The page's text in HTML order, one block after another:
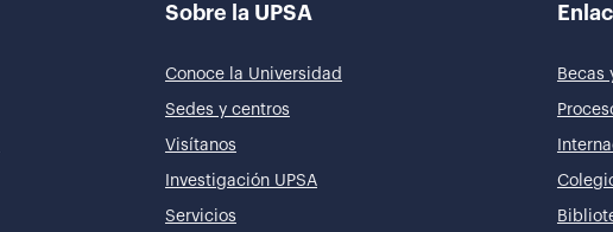
Sobre la UPSA
Conoce la Universidad
Sedes y centros
Visítanos
Investigación UPSA
Servicios
Becas